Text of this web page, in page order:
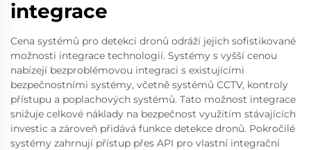
integrace
Cena systémů pro detekci dronů odráží jejich sofistikované
možnosti integrace technologií. Systémy s vyšší cenou
nabízejí bezproblémovou integraci s existujícími
bezpečnostními systémy, včetně systémů CCTV, kontroly
přístupu a poplachových systémů. Tato možnost integrace
snižuje celkové náklady na bezpečnost využitím stávajících
investic a zároveň přidává funkce detekce dronů. Pokročilé
systémy zahrnují přístup přes API pro vlastní integrační